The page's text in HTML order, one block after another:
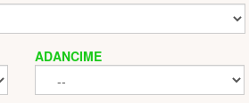
ADANCIME